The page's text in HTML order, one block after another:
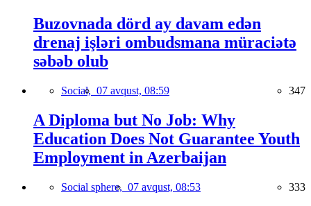
Buzovnada dörd ay davam edən
drenaj işləri ombudsmana müraciətə
səbəb olub
Social, 07 avqust, 08:59 347
A Diploma but No Job: Why
Education Does Not Guarantee Youth
Employment in Azerbaijan
Social sphere, 07 avqust, 08:53 333